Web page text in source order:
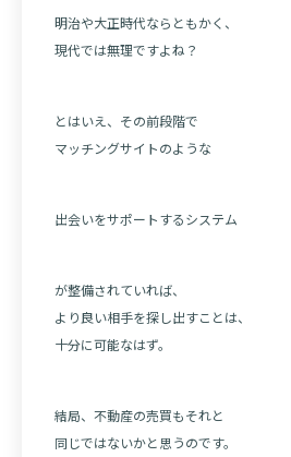
明治や大正時代ならともかく、
現代では無理ですよね？
とはいえ、その前段階で
マッチングサイトのような
出会いをサポートするシステム
が整備されていれば、
より良い相手を探し出すことは、
十分に可能なはず。
結局、不動産の売買もそれと
同じではないかと思うのです。